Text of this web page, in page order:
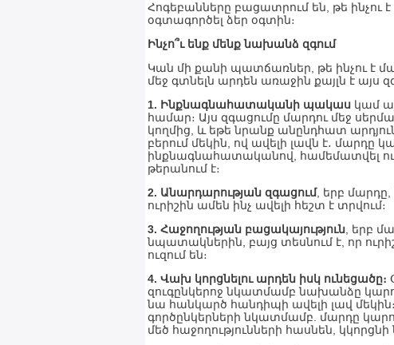
Հոգեբանները բացատրում են, թե
օգտագործել ձեր օգտին։
Ինչո՞ւ ենք մենք նախանձ զգում
Կան մի քանի պատճառներ, թե ինչու է
մեջ գտնելն արդեն առաջին քայլն է այս
1. Ինքնագնահատականի պակաս կամ
համար։ Այս զգացումը մարդու մեջ
կողմից, և եթե նրանք անընդհատ
բերում մեկին, ով ավելի լավն է․ մարդը
ինքնագնահատականով, համեմատվել
թերանում է։
2. Անարդարության զգացում, երբ մարդը,
ուրիշին ամեն ինչ ավելի հեշտ է տրվում։
3. Հաջողության բացակայություն , երբ
նպատակներին, բայց տեսնում է, որ
ուզում են։
4. Վախ կորցնելու արդեն իսկ ունեցածը։
զուգընկերոջ նկատմամբ նախանձը
նա հանկարծ հանդիպի ավելի լավ
գործընկերների նկատմամբ. մարդը
մեծ հաջողությունների հասնեն, կկորցնի